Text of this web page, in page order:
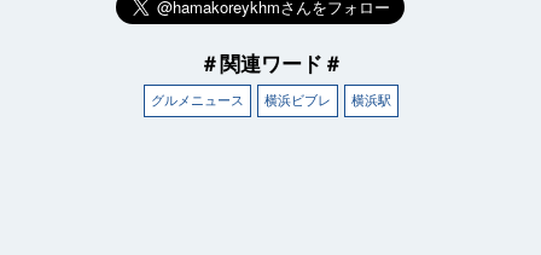
＃関連ワード＃
グルメニュース 横浜ビブレ 横浜駅